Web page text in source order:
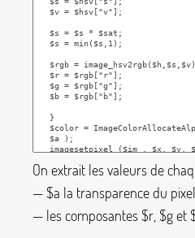
On extrait les valeurs de
— $a la transparence du pixel,
— les composantes $r $get